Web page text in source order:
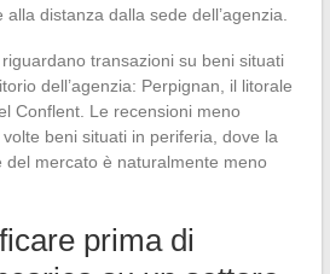
distanza dalla sede dell’agenzia.
transazioni su beni situati
dell’agenzia: Perpignan, il litorale
Conflent. Le recensioni meno
beni situati in periferia, dove la
del mercato è naturalmente meno
prima di